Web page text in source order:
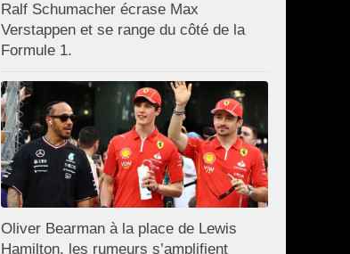
Ralf Schumacher écrase Max
Verstappen et se range du côté de la
Formule 1.
Oliver Bearman à la place de Lewis
Hamilton, les rumeurs s’amplifient